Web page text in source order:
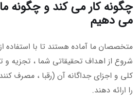
چگونه کار می کند و چگونه
می دهیم
متخصصان ما آماده هستند تا با
شروع از اهداف تحقیقاتی شما ، تجزیه و
کلی و اجزای جداگانه آن (رقبا ، مصرف
را ارائه دهند.